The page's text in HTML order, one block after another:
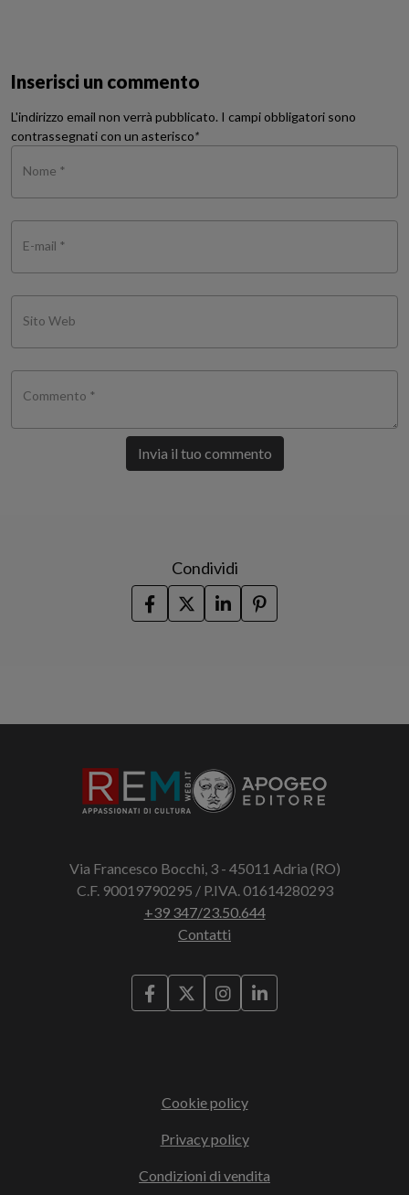
Inserisci un commento
L'indirizzo email non verrà pubblicato. I campi obbligatori sono
contrassegnati con un asterisco*
Nome *
E-mail *
Sito Web
Commento *
Invia il tuo commento
Condividi
Via Francesco Bocchi, 3 - 45011 Adria (RO)
C.F. 90019790295 / P.IVA. 01614280293
+39 347/23.50.644
Contatti
Cookie policy
Privacy policy
Condizioni di vendita